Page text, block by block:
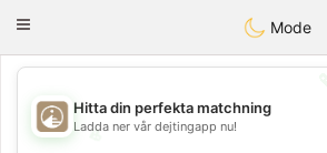
ahebik
Toggle
Mode
💖
Hitta din perfekta matchning
Ladda ner vår dejtingapp nu!